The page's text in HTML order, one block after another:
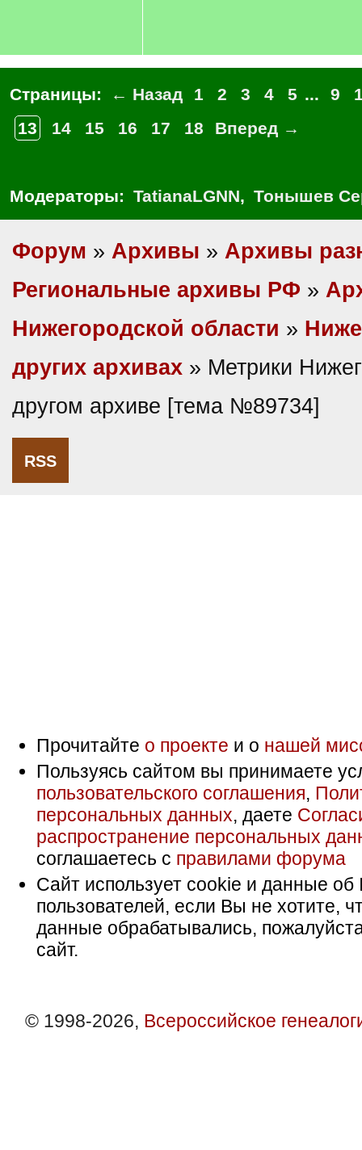
Страницы: ← Назад 1 2 3 4 5 ... 9
13
14 15 16 17 18 Вперед →
Модераторы: TatianaLGNN, Тонышев
Форум » Архивы » Архивы
Региональные архивы РФ »
Нижегородской области »
других архивах » Метрики
другом архиве [тема №89734]
RSS
Прочитайте о проекте и о нашей
Пользуясь сайтом вы принимаете
пользовательского соглашения,
персональных данных, даете
распространение персональных
соглашаетесь с правилами форума
Сайт использует cookie и данные об
пользователей, если Вы не хотите,
данные обрабатывались,
сайт.
© 1998-2026, Всероссийское